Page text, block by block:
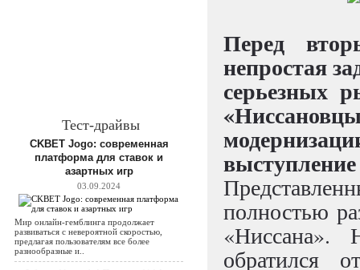
Тест-драйвы
CKBET Jogo: современная
платформа для ставок и
азартных игр
03.09.2024
Мир онлайн-гемблинга продолжает
развиваться с невероятной скоростью,
предлагая пользователям все более
разнообразные и..
Перед
непростая
серьезных
полностью
«Ниссана».
обратился